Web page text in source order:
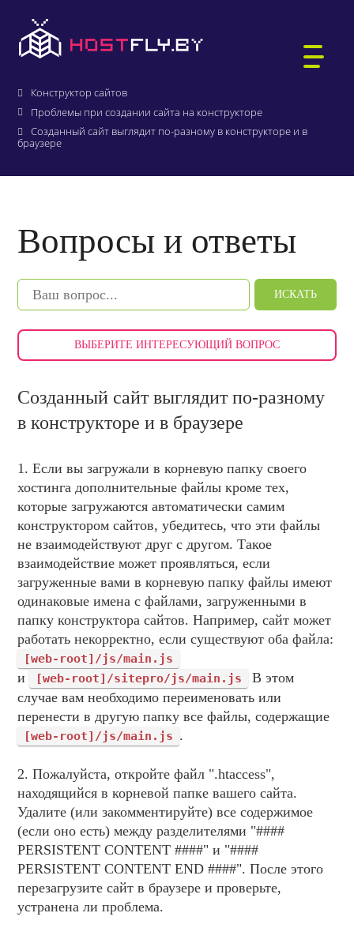
WORDPRESS-ХОСТИНГ
БИТРИКС-ХОСТИНГ
ПОЧТА ДЛЯ ДОМЕНА
ЗАЩИЩЁННЫЙ ХОСТИНГ
АУКЦИОН ДОМЕНОВ .BY
КТО МЫ
НОВОСТИ И АКЦИИ
ВОПРОСЫ И ОТВЕТЫ
ДОКУМЕНТЫ
ВЛАДЕЛЬЦАМ ХОСТИНГ-КОМПАНИЙ
Конструктор сайтов
Проблемы при создании сайта на конструкторе
Созданный сайт выглядит по-разному в конструкторе и в
браузере
Вопросы и ответы
ИСКАТЬ
ВЫБЕРИТЕ ИНТЕРЕСУЮЩИЙ ВОПРОС
Созданный сайт выглядит по-разному
в конструкторе и в браузере
1. Если вы загружали в корневую папку своего
хостинга дополнительные файлы кроме тех,
которые загружаются автоматически самим
конструктором сайтов, убедитесь, что эти файлы
не взаимодействуют друг с другом. Такое
взаимодействие может проявляться, если
загруженные вами в корневую папку файлы имеют
одинаковые имена с файлами, загруженными в
папку конструктора сайтов. Например, сайт может
работать некорректно, если существуют оба файла:
[web-root]/js/main.js
и [web-root]/sitepro/js/main.js
В этом
случае вам необходимо переименовать или
перенести в другую папку все файлы, содержащие
[web-root]/js/main.js .
2. Пожалуйста, откройте файл ".htaccess",
находящийся в корневой папке вашего сайта.
Удалите (или закомментируйте) все содержимое
(если оно есть) между разделителями "####
PERSISTENT CONTENT ####" и "####
PERSISTENT CONTENT END ####". После этого
перезагрузите сайт в браузере и проверьте,
устранена ли проблема.